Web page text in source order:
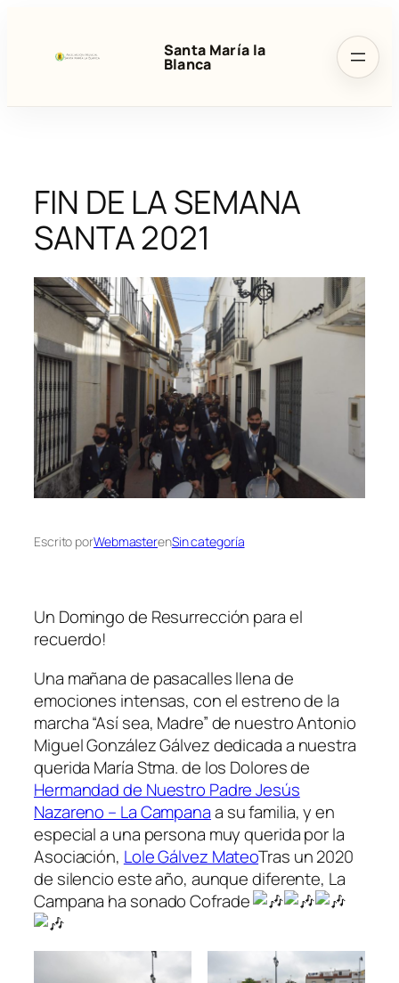
contenido
Santa María la
Blanca
FIN DE LA SEMANA
SANTA 2021
Escrito porWebmasterenSin categoría
Un Domingo de Resurrección para el
recuerdo!
Una mañana de pasacalles llena de
emociones intensas, con el estreno de la
marcha “Así sea, Madre” de nuestro Antonio
Miguel González Gálvez dedicada a nuestra
querida María Stma. de los Dolores de
Hermandad de Nuestro Padre Jesús
Nazareno – La Campanaa su familia, y en
especial a una persona muy querida por la
Asociación, Lole Gálvez MateoTras un 2020
de silencio este año, aunque diferente, La
Campana ha sonado Cofrade